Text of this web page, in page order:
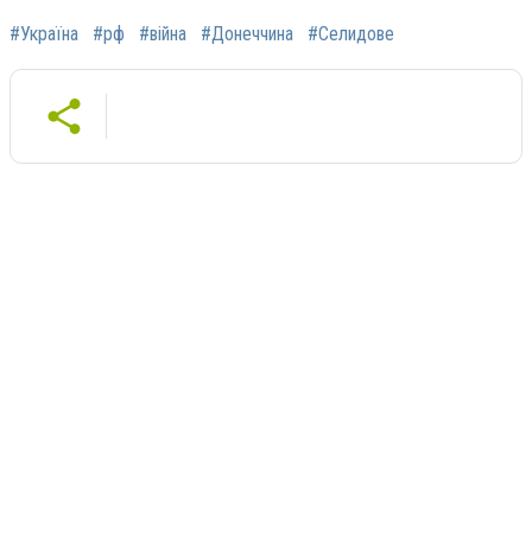
#Україна #рф #війна #Донеччина #Селидове